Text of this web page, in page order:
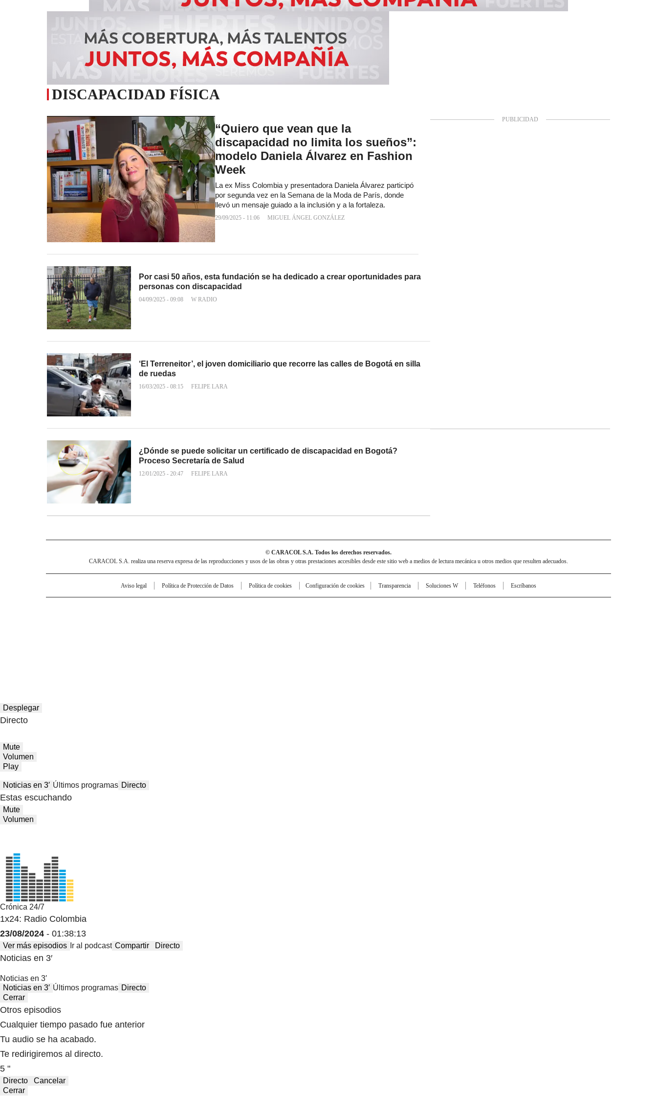
DISCAPACIDAD FÍSICA
“Quiero que vean que la
discapacidad no limita los sueños”:
modelo Daniela Álvarez en Fashion
Week
La ex Miss Colombia y presentadora Daniela Álvarez participó
por segunda vez en la Semana de la Moda de París, donde
llevó un mensaje guiado a la inclusión y a la fortaleza.
29/09/2025 - 11:06 MIGUEL ÁNGEL GONZÁLEZ
Por casi 50 años, esta fundación se ha dedicado a crear oportunidades para
personas con discapacidad
04/09/2025 - 09:08 W RADIO
‘El Terreneitor’, el joven domiciliario que recorre las calles de Bogotá en silla
de ruedas
16/03/2025 - 08:15 FELIPE LARA
¿Dónde se puede solicitar un certificado de discapacidad en Bogotá?
Proceso Secretaría de Salud
12/01/2025 - 20:47 FELIPE LARA
© CARACOL S.A. Todos los derechos reservados.
CARACOL S.A. realiza una reserva expresa de las reproducciones y usos de las obras y otras prestaciones accesibles desde este sitio web a medios de lectura mecánica u otros medios que resulten adecuados.
Aviso legal Política de Protección de Datos Política de cookies Configuración de cookies Transparencia Soluciones W Teléfonos Escríbanos
Desplegar
Directo
Mute
Volumen
Play
Noticias en 3′ Últimos programas Directo
Estas escuchando
Mute
Volumen
Crónica 24/7
1x24: Radio Colombia
23/08/2024 - 01:38:13
Ver más episodios Ir al podcast Compartir Directo
Noticias en 3′
Noticias en 3′
Noticias en 3′ Últimos programas Directo
Cerrar
Otros episodios
Cualquier tiempo pasado fue anterior
Tu audio se ha acabado.
Te redirigiremos al directo.
5 "
Directo
Cancelar
Cerrar